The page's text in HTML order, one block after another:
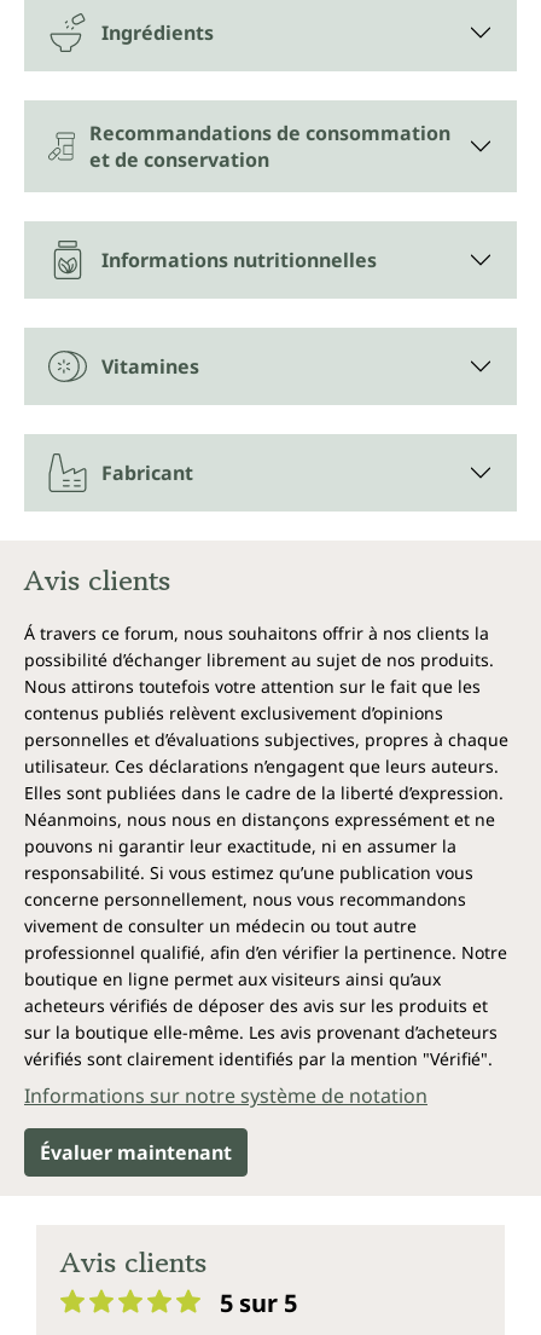
Ingrédients
Recommandations de consommation
et de conservation
Informations nutritionnelles
Vitamines
Fabricant
Avis clients
Á travers ce forum, nous souhaitons offrir à nos clients la
possibilité d’échanger librement au sujet de nos produits.
Nous attirons toutefois votre attention sur le fait que les
contenus publiés relèvent exclusivement d’opinions
personnelles et d’évaluations subjectives, propres à chaque
utilisateur. Ces déclarations n’engagent que leurs auteurs.
Elles sont publiées dans le cadre de la liberté d’expression.
Néanmoins, nous nous en distançons expressément et ne
pouvons ni garantir leur exactitude, ni en assumer la
responsabilité. Si vous estimez qu’une publication vous
concerne personnellement, nous vous recommandons
vivement de consulter un médecin ou tout autre
professionnel qualifié, afin d’en vérifier la pertinence. Notre
boutique en ligne permet aux visiteurs ainsi qu’aux
acheteurs vérifiés de déposer des avis sur les produits et
sur la boutique elle-même. Les avis provenant d’acheteurs
vérifiés sont clairement identifiés par la mention "Vérifié".
Informations sur notre système de notation
Évaluer maintenant
Avis clients
5 sur 5